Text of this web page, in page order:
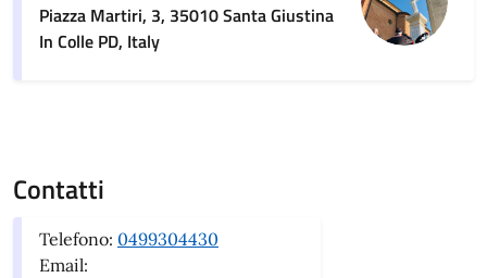
Piazza Martiri, 3, 35010 Santa Giustina
In Colle PD, Italy
Contatti
Telefono: 0499304430
Email: